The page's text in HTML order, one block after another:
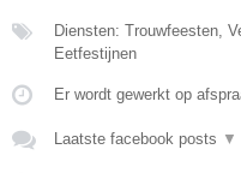
Diensten: Trouwfeesten,
Eetfestijnen
Er wordt gewerkt op
Laatste facebook posts ▼